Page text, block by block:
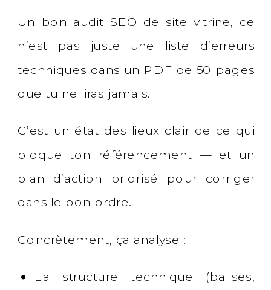
Un bon audit SEO de site vitrine, ce
n’est pas juste une liste d’erreurs
techniques dans un PDF de 50 pages
que tu ne liras jamais.
C’est un état des lieux clair de ce qui
bloque ton référencement — et un
plan d’action priorisé pour corriger
dans le bon ordre.
Concrètement, ça analyse :
La structure technique (balises,